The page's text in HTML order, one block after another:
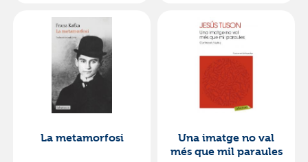
La metamorfosi
Una imatge no val
més que mil paraules